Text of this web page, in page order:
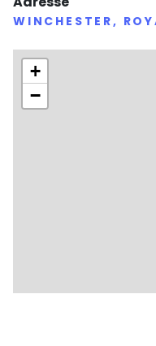
WINCHESTER,
+
−